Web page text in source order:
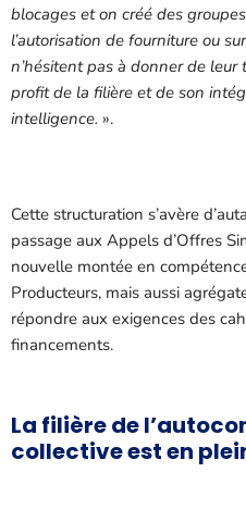
blocages et on créé des
l’autorisation de fourniture ou
n’hésitent pas à donner de
profit de la filière et de son
intelligence. ».
Cette structuration s’avère
passage aux Appels d’Offres
nouvelle montée en
Producteurs, mais aussi
répondre aux exigences des
financements.
La filière de
collective est en